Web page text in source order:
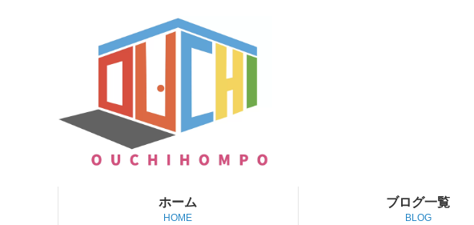
ホーム
HOME
ブログ一覧
BLOG